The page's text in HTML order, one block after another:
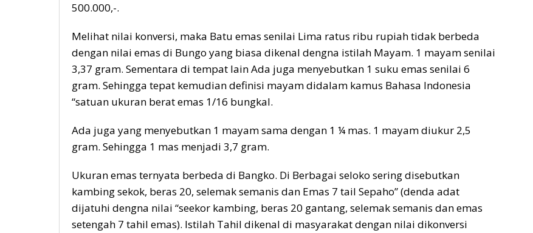
500.000,-.
Melihat nilai konversi, maka Batu emas senilai Lima ratus ribu rupiah tidak berbeda
dengan nilai emas di Bungo yang biasa dikenal dengna istilah Mayam. 1 mayam senilai
3,37 gram. Sementara di tempat lain Ada juga menyebutkan 1 suku emas senilai 6
gram. Sehingga tepat kemudian definisi mayam didalam kamus Bahasa Indonesia
“satuan ukuran berat emas 1/16 bungkal.
Ada juga yang menyebutkan 1 mayam sama dengan 1 ¼ mas. 1 mayam diukur 2,5
gram. Sehingga 1 mas menjadi 3,7 gram.
Ukuran emas ternyata berbeda di Bangko. Di Berbagai seloko sering disebutkan
kambing sekok, beras 20, selemak semanis dan Emas 7 tail Sepaho” (denda adat
dijatuhi dengna nilai “seekor kambing, beras 20 gantang, selemak semanis dan emas
setengah 7 tahil emas). Istilah Tahil dikenal di masyarakat dengan nilai dikonversi